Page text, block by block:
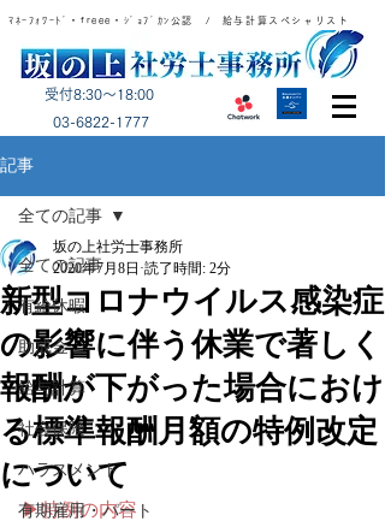
ﾏﾈｰﾌｫﾜｰﾄﾞ・freee・ｼﾞｮﾌﾞｶﾝ公認 / 給与計算スペシャリスト
受付8:30～18:00
​03-6822-1777
記事
全ての記事
有給休暇
助成金
給与計算
社会保険
ハラスメント
有期雇用・パート
全ての記事
新型コロナウイルス感染症
の影響に伴う休業で著しく
報酬が下がった場合におけ
る標準報酬月額の特例改定
について
坂の上社労士事務所
2020年7月8日 読了時間: 2分
▶特例の内容